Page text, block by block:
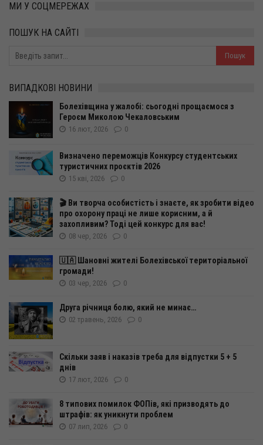
МИ У СОЦМЕРЕЖАХ
ПОШУК НА САЙТІ
ВИПАДКОВІ НОВИНИ
Болехівщина у жалобі: сьогодні прощаємося з
Героєм Миколою Чекаловським
16 лют, 2026 0
Визначено переможців Конкурсу студентських
туристичних проєктів 2026
15 кві, 2026 0
🎬 Ви творча особистість і знаєте, як зробити відео
про охорону праці не лише корисним, а й
захопливим? Тоді цей конкурс для вас!
08 чер, 2026 0
🇺🇦 Шановні жителі Болехівської територіальної
громади!
03 чер, 2026 0
Друга річниця болю, який не минає…
02 травень, 2026 0
Скільки заяв і наказів треба для відпустки 5 + 5
днів
17 лют, 2026 0
8 типових помилок ФОПів, які призводять до
штрафів: як уникнути проблем
07 лип, 2026 0